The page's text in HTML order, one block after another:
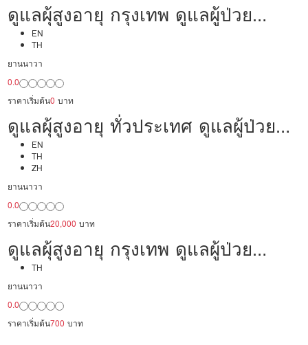
ดูแลผุ้สูงอายุ กรุงเทพ ดูแลผู้ป่วย
24,000/เดือน มืออาชีพ ได้ภาษา รับ
ต่างชาติ
EN
TH
ยานนาวา
0.0
ราคาเริ่มต้น0 บาท
ดูแลผุ้สูงอายุ ทั่วประเทศ ดูแลผู้ป่วย
20,000/เดือน มืออาชีพ ได้ภาษา รับ
ต่างชาติ
EN
TH
ZH
ยานนาวา
0.0
ราคาเริ่มต้น20,000 บาท
ดูแลผุ้สูงอายุ กรุงเทพ ดูแลผู้ป่วย
20,000/เดือน มืออาชีพ พร้อมทำงาน
TH
ยานนาวา
0.0
ราคาเริ่มต้น700 บาท